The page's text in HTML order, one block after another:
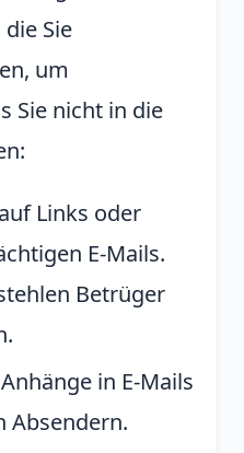
Sie
um
Sie nicht in die
Links oder
E-Mails.
Betrüger
in E-Mails
Absendern.